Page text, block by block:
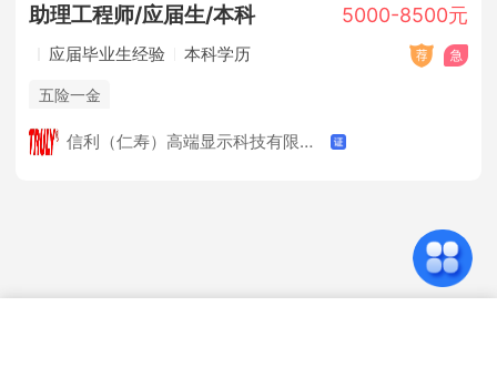
助理工程师/应届生/本科 5000-8500元
应届毕业生经验 本科学历
五险一金
信利（仁寿）高端显示科技有限公司